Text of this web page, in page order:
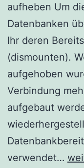
aufheben Um
Datenbanken
Ihr deren
(dismounten).
aufgehoben
Verbindung
aufgebaut
verwendet…